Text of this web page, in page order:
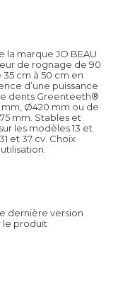
la marque JO BEAU
de rognage de 90
cm à 50 cm en
d’une puissance
dents Greenteeth®
Ø420 mm ou de
mm. Stables et
les modèles 13 et
et 37 cv. Choix
dernière version
le produit